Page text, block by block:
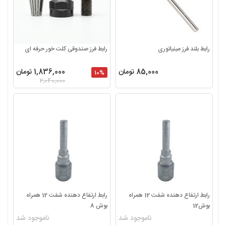
رابط بلند فرز مینیاتوری
85,000 تومان
رابط فرز صندوقی کلت خور حرفه ای
%
10 1,836,000 تومان
2,040,000
رابط ارتفاع دهنده شفت 12 همراه
بوش12
ناموجود شد
رابط ارتفاع دهنده شفت 12 همراه
بوش 8
ناموجود شد